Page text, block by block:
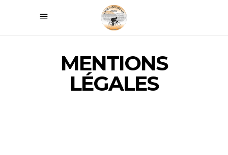
MENTIONS
LÉGALES